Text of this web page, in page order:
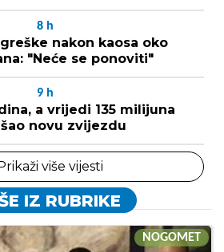
8 h
nakon kaosa oko
"Neće se ponoviti"
9 h
a vrijedi 135 milijuna
novu zvijezdu
više vijesti
IZ RUBRIKE
NOGOMET